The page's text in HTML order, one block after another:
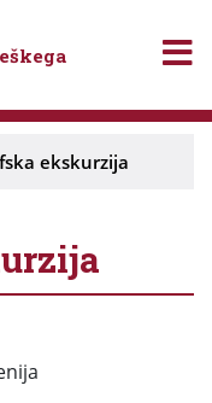
ekskurzija